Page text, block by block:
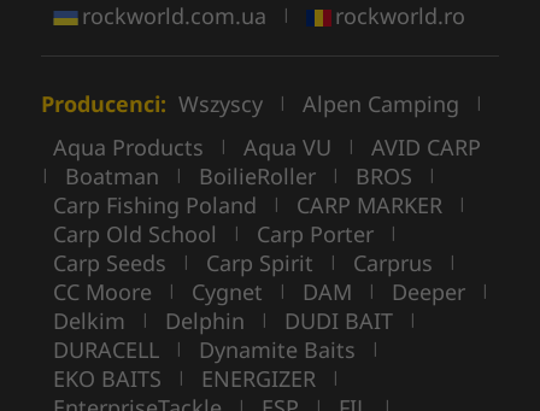
rockworld.com.ua | rockworld.ro
Producenci: Wszyscy | Alpen Camping |
Aqua Products | Aqua VU | AVID CARP
| Boatman | BoilieRoller | BROS |
Carp Fishing Poland | CARP MARKER |
Carp Old School | Carp Porter |
Carp Seeds | Carp Spirit | Carprus |
CC Moore | Cygnet | DAM | Deeper |
Delkim | Delphin | DUDI BAIT |
DURACELL | Dynamite Baits |
EKO BAITS | ENERGIZER |
| | |